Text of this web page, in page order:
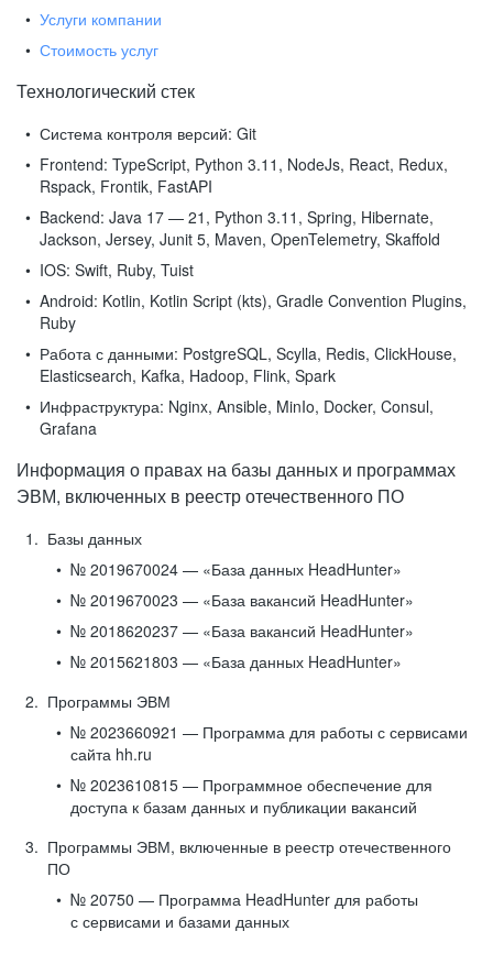
Услуги компании
Стоимость услуг
Технологический стек
Система контроля версий: Git
Frontend: TypeScript, Python 3.11, NodeJs, React, Redux,
Rspack, Frontik, FastAPI
Backend: Java 17 — 21, Python 3.11, Spring, Hibernate,
Jackson, Jersey, Junit 5, Maven, OpenTelemetry, Skaffold
IOS: Swift, Ruby, Tuist
Android: Kotlin, Kotlin Script (kts), Gradle Convention Plugins,
Ruby
Работа с данными: PostgreSQL, Scylla, Redis, ClickHouse,
Elasticsearch, Kafka, Hadoop, Flink, Spark
Инфраструктура: Nginx, Ansible, MinIo, Docker, Consul,
Grafana
Информация о правах на базы данных и программах
ЭВМ, включенных в реестр отечественного ПО
Базы данных
№ 2019670024 — «База данных HeadHunter»
№ 2019670023 — «База вакансий HeadHunter»
№ 2018620237 — «База вакансий HeadHunter»
№ 2015621803 — «База данных HeadHunter»
Программы ЭВМ
№ 2023660921 — Программа для работы с сервисами
сайта hh.ru
№ 2023610815 — Программное обеспечение для
доступа к базам данных и публикации вакансий
Программы ЭВМ, включенные в реестр отечественного
ПО
№ 20750 — Программа HeadHunter для работы
с сервисами и базами данных